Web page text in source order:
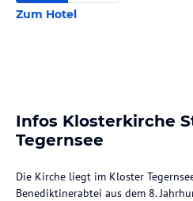
Zum Hotel
Infos Klosterkirche
Tegernsee
Die Kirche liegt im Kloster
Benediktinerabtei aus dem 8.